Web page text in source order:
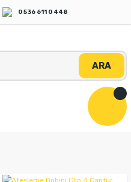
0 536 611 0 448
ARA